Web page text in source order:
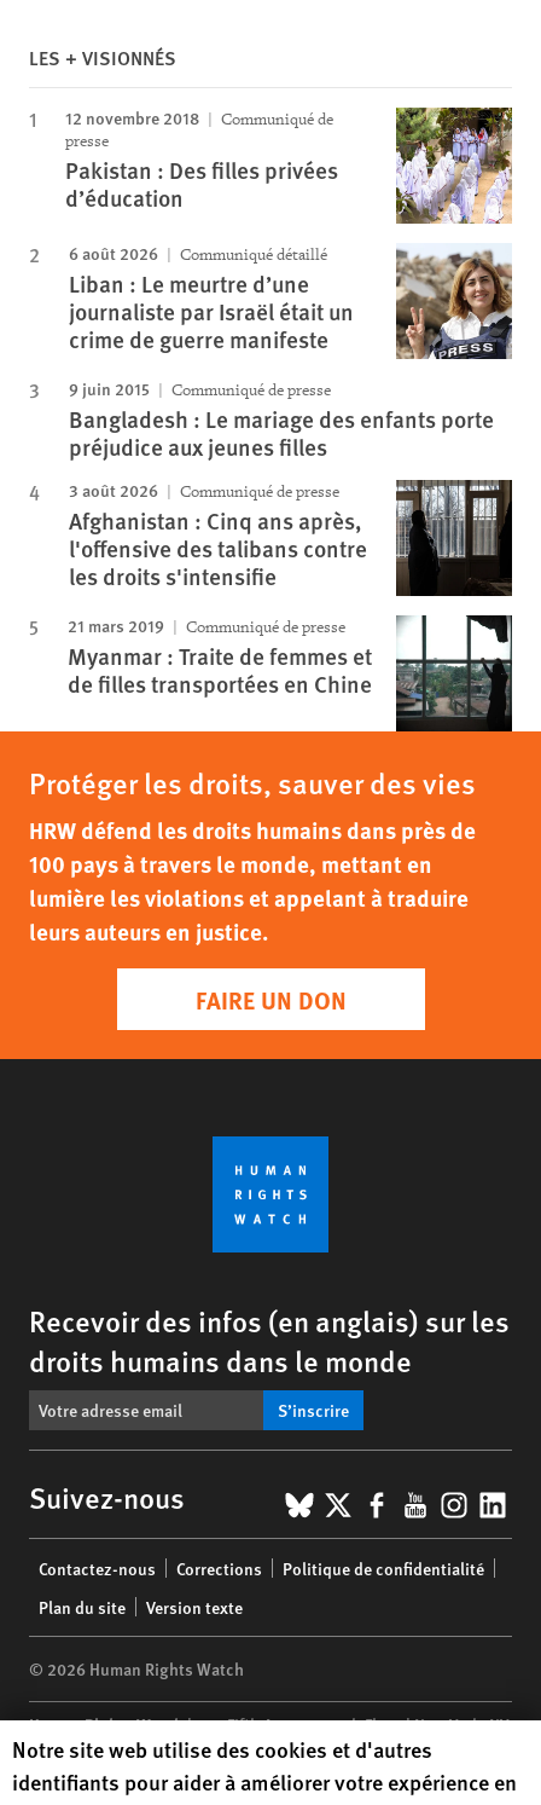
LES + VISIONNÉS
12 novembre 2018
Communiqué de
presse
Pakistan : Des filles privées
d’éducation
6 août 2026 Communiqué détaillé
Liban : Le meurtre d’une
journaliste par Israël était un
crime de guerre manifeste
9 juin 2015 Communiqué de presse
Bangladesh : Le mariage des enfants porte
préjudice aux jeunes filles
3 août 2026 Communiqué de presse
Afghanistan : Cinq ans après,
l'offensive des talibans contre
les droits s'intensifie
21 mars 2019 Communiqué de presse
Myanmar : Traite de femmes et
de filles transportées en Chine
Protéger les droits, sauver des vies
HRW défend les droits humains dans près de
100 pays à travers le monde, mettant en
lumière les violations et appelant à traduire
leurs auteurs en justice.
FAIRE UN DON
Recevoir des infos (en anglais) sur les
droits humains dans le monde
S’inscrire
Suivez-nous BlueSky
X Facebook
YouTube
menu
Contactez-nous Corrections
Politique de confidentialité
Plan du site
Version texte
© 2026 Human Rights Watch
Human Rights Watch| 350 Fifth Avenue, 34th Floor | New York,NY
10118-3299USA |t1.212.290.4700
Human Rights Watchis a 501(C)(3) nonprofit registered in the US
Human Rights Watch cookie preferences
Notre site web utilise des cookies et d'autres
identifiants pour aider à améliorer votre expérience en